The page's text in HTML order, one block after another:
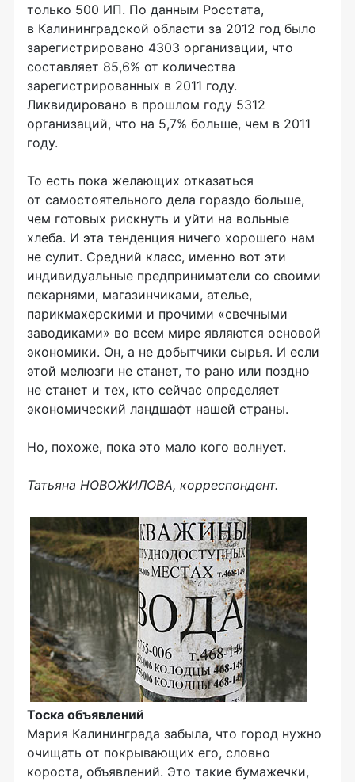
только 500 ИП. По данным Росстата,
в Калининградской области за 2012 год было
зарегистрировано 4303 организации, что
составляет 85,6% от количества
зарегистрированных в 2011 году.
Ликвидировано в прошлом году 5312
организаций, что на 5,7% больше, чем в 2011
году.
То есть пока желающих отказаться
от самостоятельного дела гораздо больше,
чем готовых рискнуть и уйти на вольные
хлеба. И эта тенденция ничего хорошего нам
не сулит. Средний класс, именно вот эти
индивидуальные предприниматели со своими
пекарнями, магазинчиками, ателье,
парикмахерскими и прочими «свечными
заводиками» во всем мире являются основой
экономики. Он, а не добытчики сырья. И если
этой мелюзги не станет, то рано или поздно
не станет и тех, кто сейчас определяет
экономический ландшафт нашей страны.
Но, похоже, пока это мало кого волнует.
Татьяна НОВОЖИЛОВА, корреспондент.
Тоска объявлений
Мэрия Калининграда забыла, что город нужно
очищать от покрывающих его, словно
короста, объявлений. Это такие бумажечки,